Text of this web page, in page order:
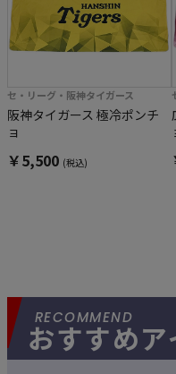
セ・リーグ・阪神タイガース
阪神タイガース 極冷ポンチ
ョ
￥5,500 (税込)
おすすめア